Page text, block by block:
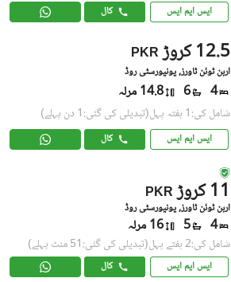
ایس ایم ایس کال
PKR 12.5 کروڑ
اربن ٹوئن ٹاورز, یونیورسٹی روڈ
4
6 14.8 مرلہ
شامل کی:1 ہفتہ پہل (تبدیلی کی گئی:1 دن پہلے)
ایس ایم ایس کال
PKR 11 کروڑ
اربن ٹوئن ٹاورز, یونیورسٹی روڈ
4
5 16 مرلہ
شامل کی:2 ہفتے پہل (تبدیلی کی گئی:51 منٹ پہلے)
ایس ایم ایس کال